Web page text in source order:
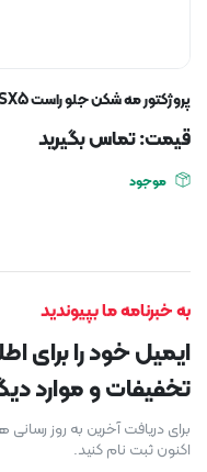
پروژکتور مه شکن جلو راست FMC SX5
قیمت: تماس بگیرید
موجود
به خبرنامه ما بپیوندید
ایمیل خود را برای
تخفیفات و موارد
برای دریافت آخرین به روز
اکنون ثبت نام کنید.